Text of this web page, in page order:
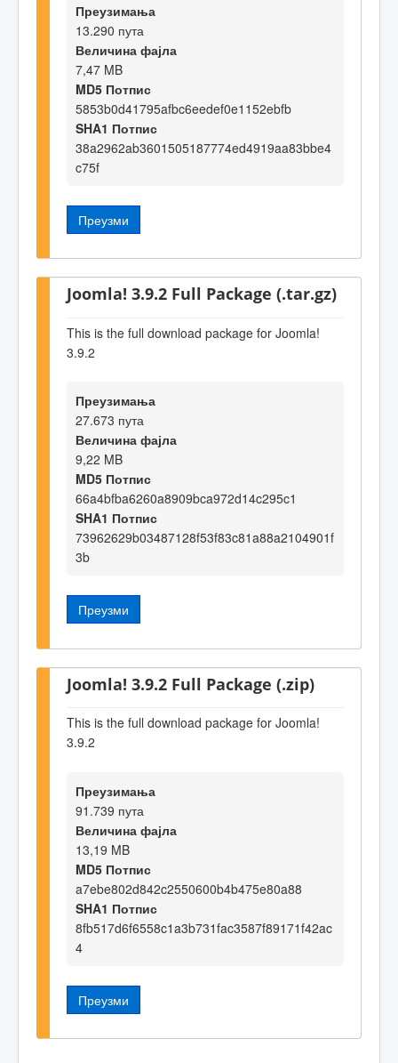
Преузимања
13.290 пута
Величина фајла
7,47 MB
MD5 Потпис
5853b0d41795afbc6eedef0e1152ebfb
SHA1 Потпис
38a2962ab3601505187774ed4919aa83bbe4
c75f
Преузми
Joomla! 3.9.2 Full Package (.tar.gz)
This is the full download package for Joomla!
3.9.2
Преузимања
27.673 пута
Величина фајла
9,22 MB
MD5 Потпис
66a4bfba6260a8909bca972d14c295c1
SHA1 Потпис
73962629b03487128f53f83c81a88a2104901f
3b
Преузми
Joomla! 3.9.2 Full Package (.zip)
This is the full download package for Joomla!
3.9.2
Преузимања
91.739 пута
Величина фајла
13,19 MB
MD5 Потпис
a7ebe802d842c2550600b4b475e80a88
SHA1 Потпис
8fb517d6f6558c1a3b731fac3587f89171f42ac
4
Преузми